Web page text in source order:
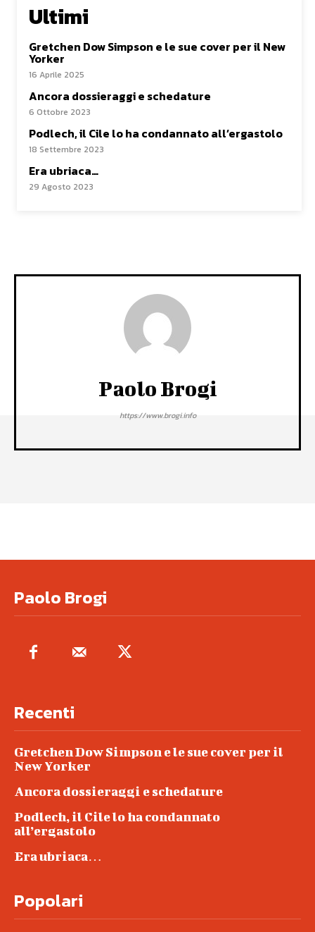
Ultimi
Gretchen Dow Simpson e le sue cover per il New
Yorker
16 Aprile 2025
Ancora dossieraggi e schedature
6 Ottobre 2023
Podlech, il Cile lo ha condannato all’ergastolo
18 Settembre 2023
Era ubriaca…
29 Agosto 2023
Paolo Brogi
https://www.brogi.info
Paolo Brogi
Recenti
Gretchen Dow Simpson e le sue cover per il
New Yorker
Ancora dossieraggi e schedature
Podlech, il Cile lo ha condannato
all’ergastolo
Era ubriaca…
Popolari